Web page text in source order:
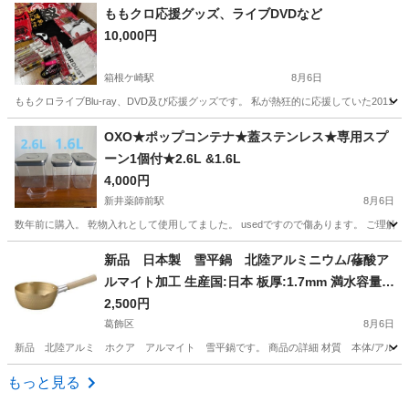
東京 足立区 江北駅 食器
ももクロ応援グッズ、ライブDVDなど
10,000円
箱根ケ崎駅 8月6日
ももクロライブBlu-ray、DVD及び応援グッズです。 私が熱狂的に応援していた2011
東京 武蔵村山市 箱根ケ崎駅 その他
OXO★ポップコンテナ★蓋ステンレス★専用スプ
ーン1個付★2.6L &1.6L
4,000円
新井薬師前駅 8月6日
数年前に購入。 乾物入れとして使用してました。 usedですので傷あります。 ご理解
新井薬師前駅 家庭用品
新品 日本製 雪平鍋 北陸アルミニウム/蓚酸ア
ルマイト加工 生産国:日本 板厚:1.7mm 満水容量:
1.1L
2,500円
葛飾区 8月6日
新品 北陸アルミ ホクア アルマイト 雪平鍋です。 商品の詳細 材質 本体/アルミ
東京 葛飾区
もっと見る